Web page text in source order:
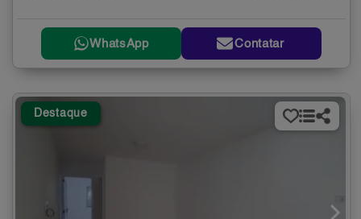
WhatsApp Contatar
Destaque